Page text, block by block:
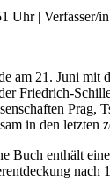
Uhr| Verfasser/
am 21. Juni mit
Friedrich-
in den letzten
Buch enthält